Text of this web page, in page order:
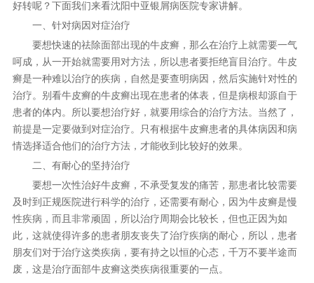
好转呢？下面我们来看沈阳中亚银屑病医院专家讲解。
一、针对病因对症治疗
要想快速的祛除面部出现的牛皮癣，那么在治疗上就需要一气
呵成，从一开始就需要用对方法，所以患者要拒绝盲目治疗。牛皮
癣是一种难以治疗的疾病，自然是要查明病因，然后实施针对性的
治疗。别看牛皮癣的牛皮癣出现在患者的体表，但是病根却源自于
患者的体内。所以要想治疗好，就要用综合的治疗方法。当然了，
前提是一定要做到对症治疗。只有根据牛皮癣患者的具体病因和病
情选择适合他们的治疗方法，才能收到比较好的效果。
二、有耐心的坚持治疗
要想一次性治好牛皮癣，不承受复发的痛苦，那患者比较需要
及时到正规医院进行科学的治疗，还需要有耐心，因为牛皮癣是慢
性疾病，而且非常顽固，所以治疗周期会比较长，但也正因为如
此，这就使得许多的患者朋友丧失了治疗疾病的耐心，所以，患者
朋友们对于治疗这类疾病，要有持之以恒的心态，千万不要半途而
废，这是治疗面部牛皮癣这类疾病很重要的一点。